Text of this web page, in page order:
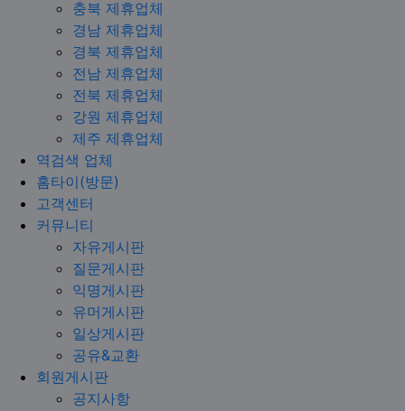
충북 제휴업체
경남 제휴업체
경북 제휴업체
전남 제휴업체
전북 제휴업체
강원 제휴업체
제주 제휴업체
역검색 업체
홈타이(방문)
고객센터
커뮤니티
자유게시판
질문게시판
익명게시판
유머게시판
일상게시판
공유&교환
회원게시판
공지사항